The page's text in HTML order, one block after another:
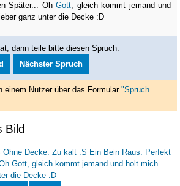
Später... Oh Gott, gleich kommt jemand und
ganz unter die Decke :D
dann teile bitte diesen Spruch:
Nächster Spruch
einem Nutzer über das Formular "Spruch
Bild